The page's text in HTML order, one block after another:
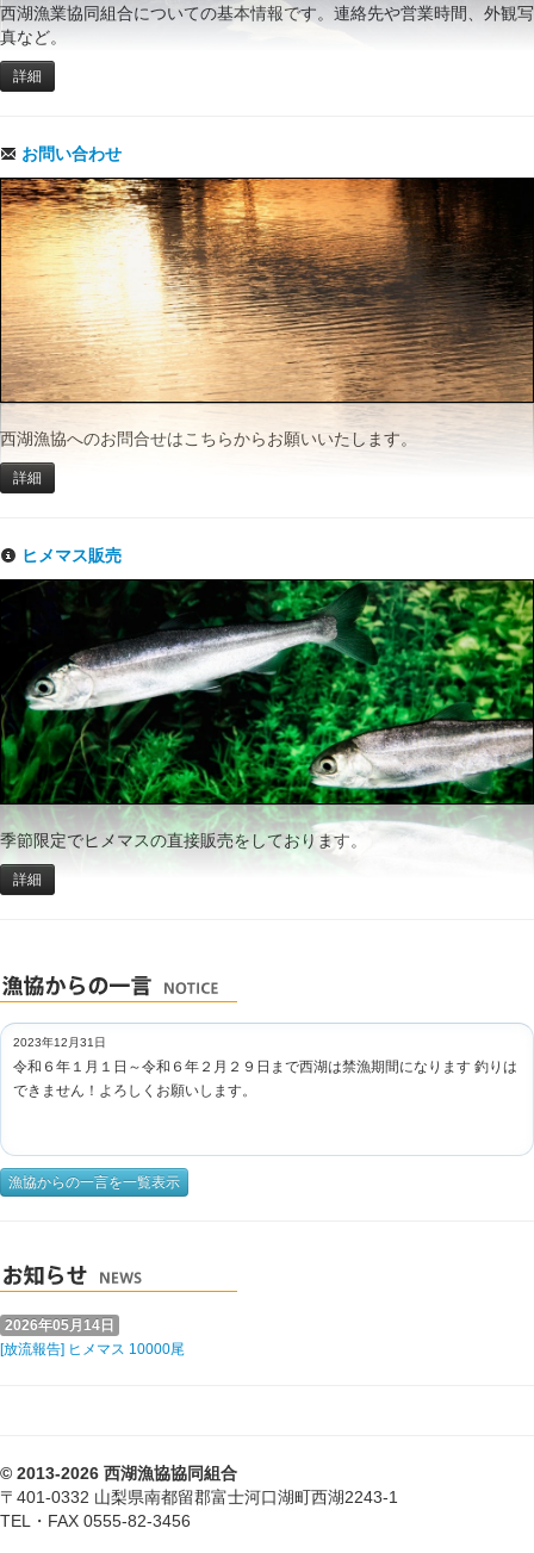
西湖漁業協同組合についての基本情報です。連絡先や営業時間、外観写
真など。
詳細
お問い合わせ
西湖漁協へのお問合せはこちらからお願いいたします。
詳細
ヒメマス販売
季節限定でヒメマスの直接販売をしております。
詳細
2023年12月31日
令和６年１月１日～令和６年２月２９日まで西湖は禁漁期間になります 釣りは
できません！よろしくお願いします。
漁協からの一言を一覧表示
2026年05月14日
[放流報告] ヒメマス 10000尾
© 2013-2026 西湖漁協協同組合
〒401-0332 山梨県南都留郡富士河口湖町西湖2243-1
TEL・FAX 0555-82-3456